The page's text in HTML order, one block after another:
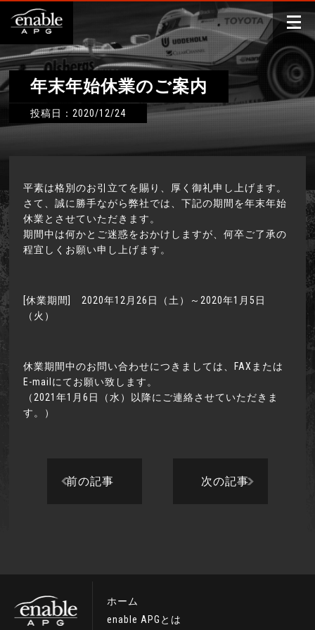
年末年始休業のご案内
投稿日：2020/12/24
平素は格別のお引立てを賜り、厚く御礼申し上げます。
さて、誠に勝手ながら弊社では、下記の期間を年末年始
休業とさせていただきます。
期間中は何かとご迷惑をおかけしますが、何卒ご了承の
程宜しくお願い申し上げます。
[休業期間] 2020年12月26日（土）～2020年1月5日
（火）
休業期間中のお問い合わせにつきましては、FAXまたは
E-mailにてお願い致します。
（2021年1月6日（水）以降にご連絡させていただきま
す。）
前の記事 次の記事
ホーム
enable APGとは